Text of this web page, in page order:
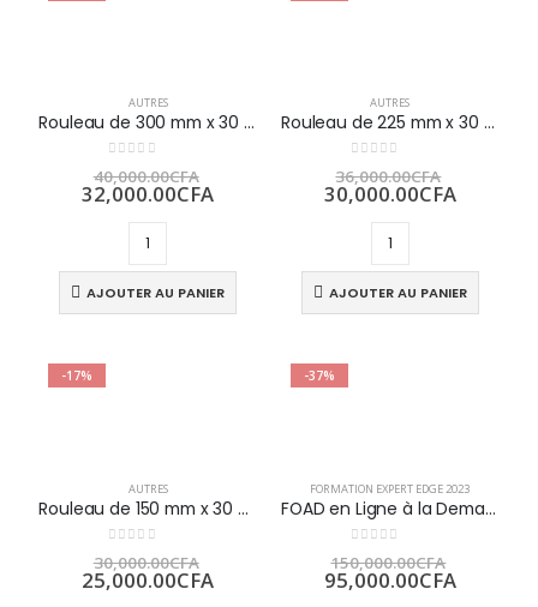
AUTRES
Rouleau de 300 mm x 30 m résistant à l’humidité DPC
40,000.00CFA
prix
32,000.00CFALe
32,000.00CFA.
AJOUTER AU PANIER
AUTRES
Rouleau de 225 mm x 30 m résistant à l’humidité DPC
36,000.00CFA
prix
30,000.00CFALe
AJOUTER AU PANIER
-17%
AUTRES
Rouleau de 150 mm x 30 m résistant à l’humidité DPC
30,000.00CFA
prix
25,000.00CFALe
-37%
FORMATION EXPERT EDGE 2023
FOAD en Ligne à la Demande – Expert EDGE
150,000.00CFA
prix
95,000.00CFALe